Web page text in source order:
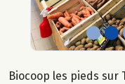
Biocoop les pieds sur